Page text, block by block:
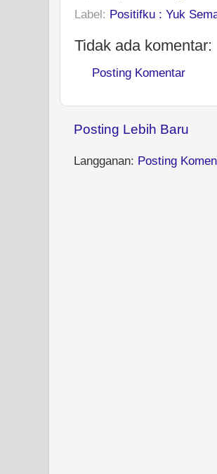
Label: Positifku : Yuk
Tidak ada komentar:
Posting Komentar
Posting Lebih Baru
Langganan: Posting